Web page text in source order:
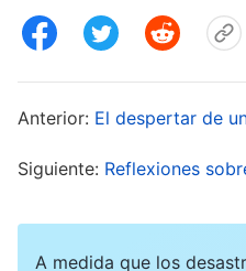
requería sufrir y pagar
mucho trabajo a
Anterior: El despertar de
Siguiente: Reflexiones
A medida que los